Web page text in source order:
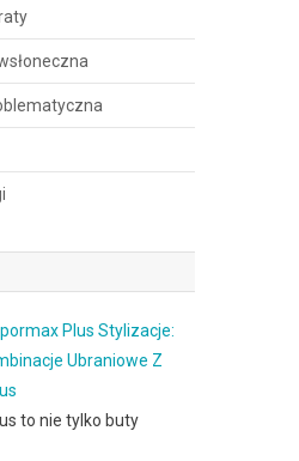
Plus Stylizacje:
Ubraniowe Z
to nie tylko buty